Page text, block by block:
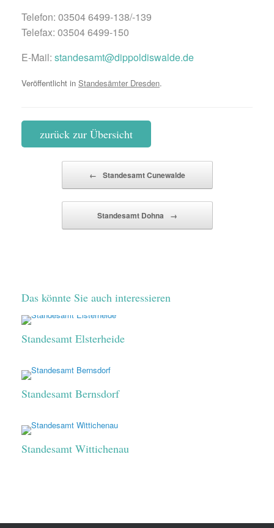
Telefon: 03504 6499-138/-139
Telefax: 03504 6499-150
E-Mail: standesamt@dippoldiswalde.de
Veröffentlicht in Standesämter Dresden.
zurück zur Übersicht
← Standesamt Cunewalde
Standesamt Dohna →
Das könnte Sie auch interessieren
Standesamt Elsterheide
Standesamt Bernsdorf
Standesamt Wittichenau